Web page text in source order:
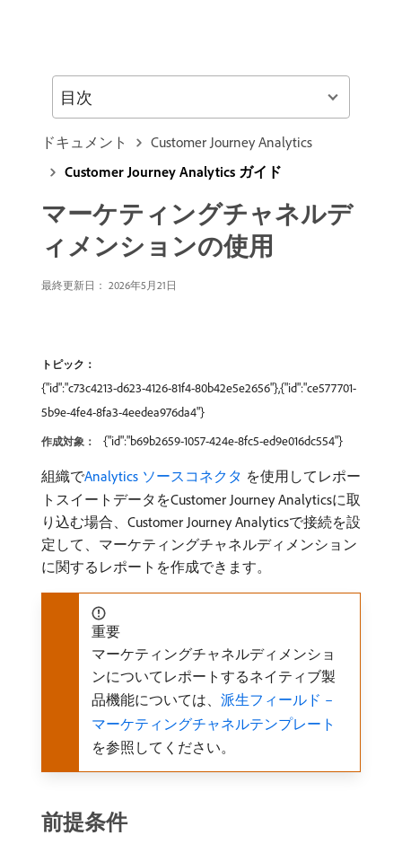
ドキュメント
Customer Journey Analytics
Customer Journey Analytics ガイド
マーケティングチャネルデ
ィメンションの使用
最終更新日： 2026年5月21日
トピック：
{"id":"c73c4213-d623-4126-81f4-80b42e5e2656"},{"id":"ce577701-
5b9e-4fe4-8fa3-4eedea976da4"}
作成対象： {"id":"b69b2659-1057-424e-8fc5-ed9e016dc554"}
組織でAnalytics ソースコネクタ ​ を使用してレポー
トスイートデータをCustomer Journey Analyticsに取
り込む場合、Customer Journey Analyticsで接続を設
定して、マーケティングチャネルディメンション
に関するレポートを作成できます。
重要
マーケティングチャネルディメンショ
ンについてレポートするネイティブ製
品機能については、 派生フィールド –
マーケティングチャネルテンプレート ​
を参照してください。
前提条件
目次